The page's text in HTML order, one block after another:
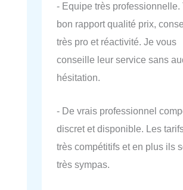
- Equipe très professionnelle.
bon rapport qualité prix,
très pro et réactivité. Je vous
conseille leur service sans
hésitation.
- De vrais professionnel
discret et disponible. Les
très compétitifs et en plus ils
très sympas.